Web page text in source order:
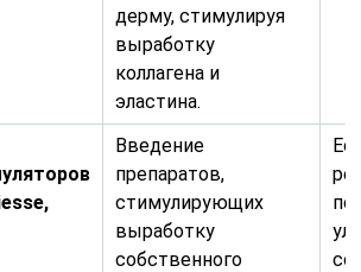
дерму, стимулируя
выработку
коллагена и
эластина.
Введение
препаратов,
стимулирующих
выработку
собственного